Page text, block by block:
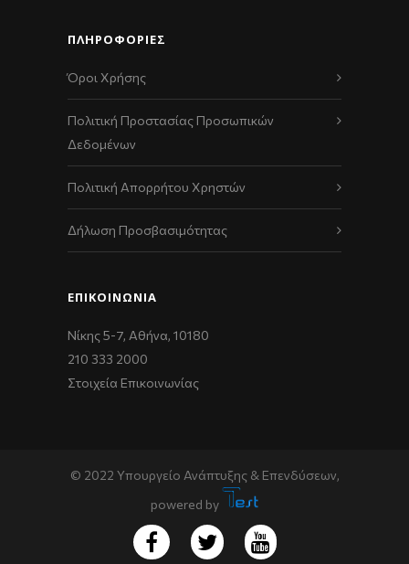
ΠΛΗΡΟΦΟΡΙΕΣ
Όροι Χρήσης
Πολιτική Προστασίας Προσωπικών
Δεδομένων
Πολιτική Απορρήτου Χρηστών
Δήλωση Προσβασιμότητας
ΕΠΙΚΟΙΝΩΝΊΑ
Νίκης 5-7, Αθήνα, 10180
210 333 2000
Στοιχεία Επικοινωνίας
© 2022 Υπουργείο Ανάπτυξης & Επενδύσεων,
powered by